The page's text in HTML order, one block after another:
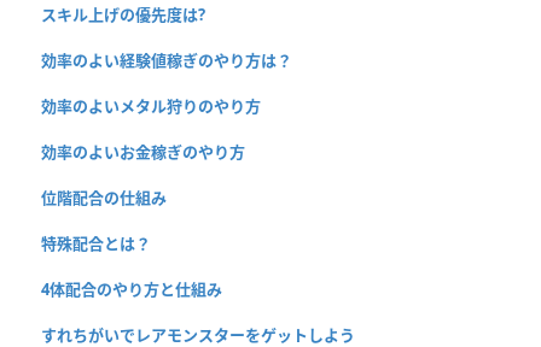
スキル上げの優先度は?
効率のよい経験値稼ぎのやり方は？
効率のよいメタル狩りのやり方
効率のよいお金稼ぎのやり方
位階配合の仕組み
特殊配合とは？
4体配合のやり方と仕組み
すれちがいでレアモンスターをゲットしよう